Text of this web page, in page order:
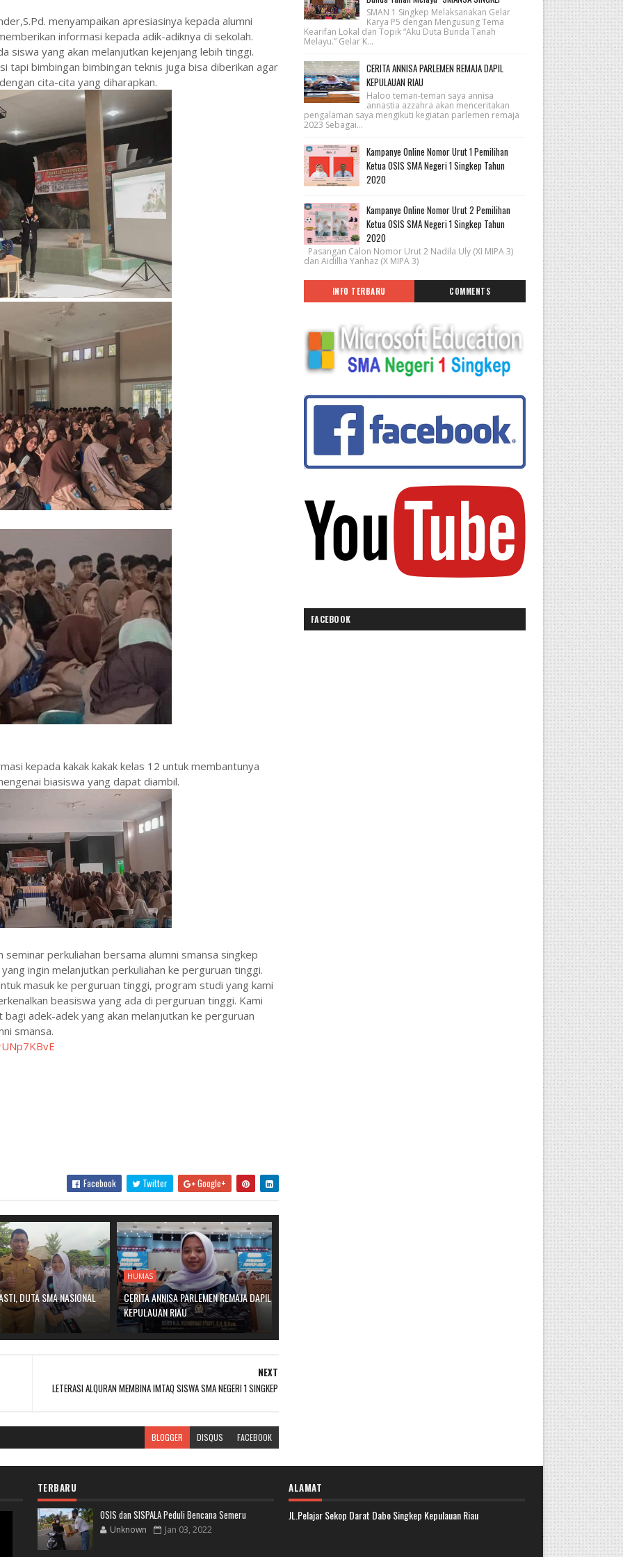
menyampaikan apresiasinya kepada alumni
informasi kepada adik-adiknya di sekolah.
siswa yang akan melanjutkan kejenjang lebih tinggi.
tapi bimbingan bimbingan teknis juga bisa diberikan agar
cita-cita yang diharapkan.
kepada kakak kakak kelas 12 untuk membantunya
biasiswa yang dapat diambil.
seminar perkuliahan bersama alumni smansa singkep
ingin melanjutkan perkuliahan ke perguruan tinggi.
masuk ke perguruan tinggi, program studi yang kami
beasiswa yang ada di perguruan tinggi. Kami
adek-adek yang akan melanjutkan ke perguruan
smansa.
Facebook Twitter Google+
DUTA SMA NASIONAL
HUMAS
CERITA ANNISA PARLEMEN REMAJA DAPIL
KEPULAUAN RIAU
NEXT
LETERASI ALQURAN MEMBINA IMTAQ SISWA SMA NEGERI 1 SINGKEP
BLOGGER DISQUS FACEBOOK
SMAN 1 Singkep Melaksanakan Gelar
Karya P5 dengan Mengusung Tema
Kearifan Lokal dan Topik “Aku Duta Bunda Tanah
Melayu.” Gelar K...
CERITA ANNISA PARLEMEN REMAJA DAPIL
KEPULAUAN RIAU
Haloo teman-teman saya annisa
annastia azzahra akan menceritakan
pengalaman saya mengikuti kegiatan parlemen remaja
2023 Sebagai...
Kampanye Online Nomor Urut 1 Pemilihan
Ketua OSIS SMA Negeri 1 Singkep Tahun
2020
Kampanye Online Nomor Urut 2 Pemilihan
Ketua OSIS SMA Negeri 1 Singkep Tahun
2020
Pasangan Calon Nomor Urut 2 Nadila Uly (XI MIPA 3)
dan Aidillia Yanhaz (X MIPA 3)
INFO TERBARU COMMENTS
FACEBOOK
TERBARU
OSIS dan SISPALA Peduli Bencana Semeru
Unknown Jan 03, 2022
ALAMAT
JL.Pelajar Sekop Darat Dabo Singkep Kepulauan Riau